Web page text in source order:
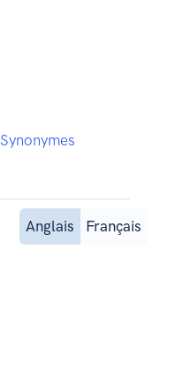
Synonymes
Anglais
Français